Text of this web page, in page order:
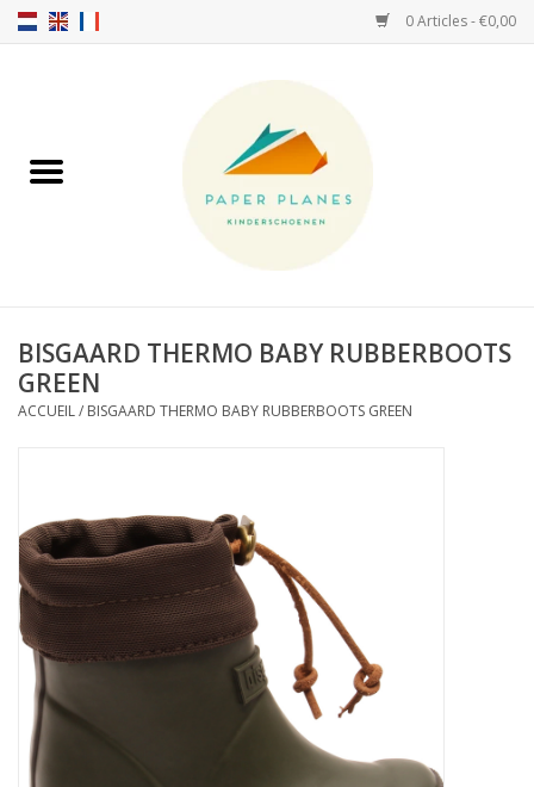
0 Articles - €0,00
FW26-27
HELLO HOSSY casquettes
JEUNE PREMIER
SOFTSOLES
ACCESSOIRES
Cartes-cadeaux
BISGAARD THERMO BABY RUBBERBOOTS
GREEN
ACCUEIL/ BISGAARD THERMO BABY RUBBERBOOTS GREEN